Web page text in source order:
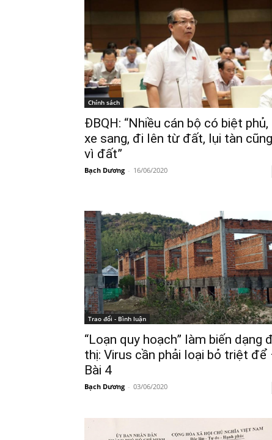
Chính sách
ĐBQH: “Nhiều cán bộ có biệt phủ,
xe sang, đi lên từ đất, lụi tàn cũng
vì đất”
Bạch Dương - 16/06/2020
Trao đổi - Bình luận
“Loạn quy hoạch” làm biến dạng
thị: Virus cần phải loại bỏ triệt để
Bài 4
Bạch Dương - 03/06/2020